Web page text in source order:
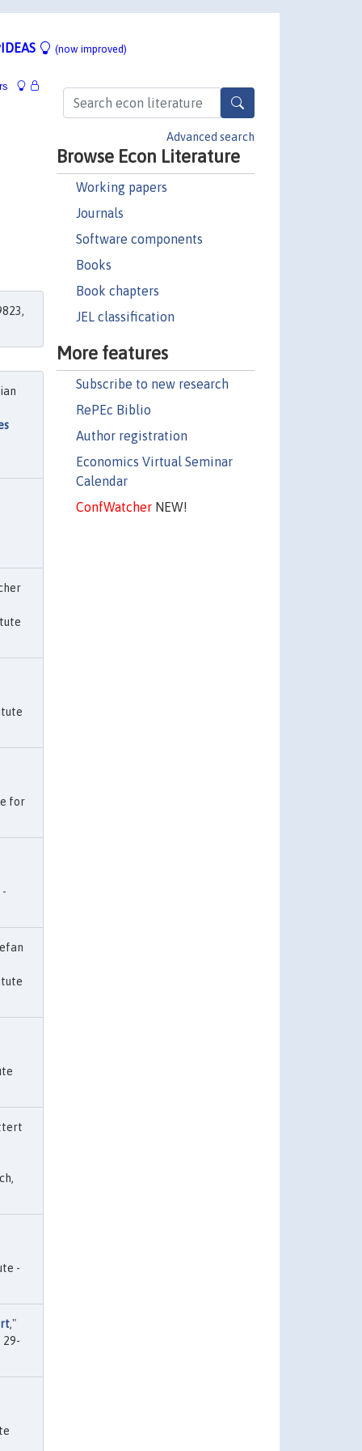
(now improved)
Advanced search
Browse Econ Literature
Working papers
Journals
Software components
Books
Book chapters
JEL classification
More features
Subscribe to new research
RePEc Biblio
Author registration
Economics Virtual Seminar
Calendar
ConfWatcherNEW!
for
-
,"
29-